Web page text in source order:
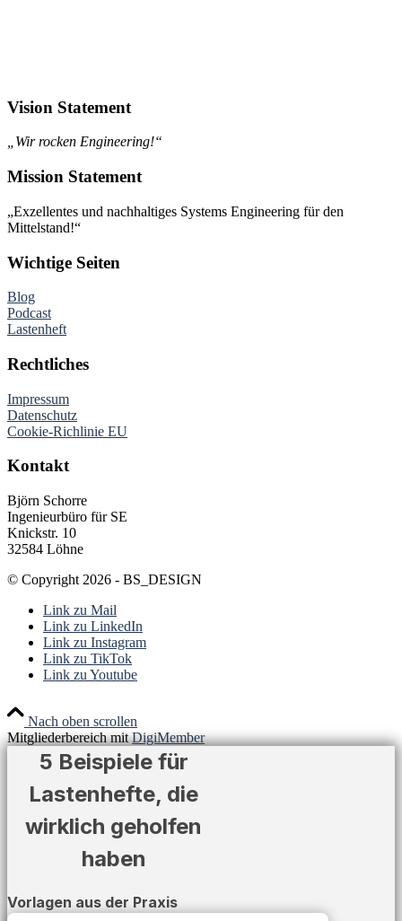
Vision Statement
„Wir rocken Engineering!“
Mission Statement
„Exzellentes und nachhaltiges Systems Engineering für den
Mittelstand!“
Wichtige Seiten
Blog
Podcast
Lastenheft
Rechtliches
Impressum
Datenschutz
Cookie-Richlinie EU
Kontakt
Björn Schorre
Ingenieurbüro für SE
Knickstr. 10
32584 Löhne
© Copyright 2026 - BS_DESIGN
Link zu Mail
Link zu LinkedIn
Link zu Instagram
Link zu TikTok
Link zu Youtube
Nach oben scrollen
Mitgliederbereich mitDigiMember
5 Beispiele für
Lastenhefte, die
wirklich geholfen
haben
Vorlagen aus der Praxis